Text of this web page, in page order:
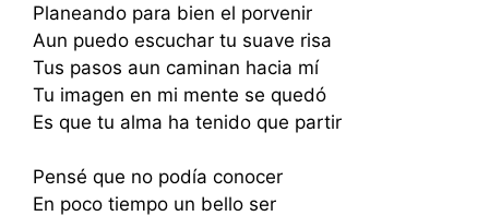
Planeando para bien el porvenir
Aun puedo escuchar tu suave risa
Tus pasos aun caminan hacia mí
Tu imagen en mi mente se quedó
Es que tu alma ha tenido que partir
Pensé que no podía conocer
En poco tiempo un bello ser